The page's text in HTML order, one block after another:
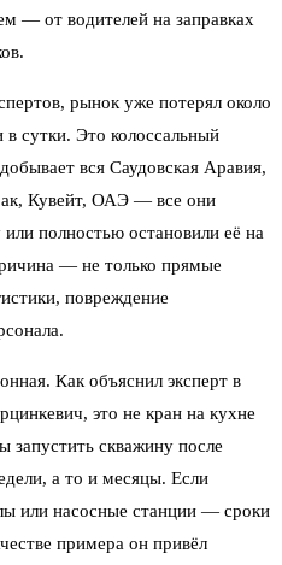
— от водителей на заправках
рынок уже потерял около
сутки. Это колоссальный
вся Саудовская Аравия,
Кувейт, ОАЭ — все они
полностью остановили её на
— не только прямые
повреждение
Как объяснил эксперт в
это не кран на кухне
запустить скважину после
а то и месяцы. Если
или насосные станции — сроки
примера он привёл